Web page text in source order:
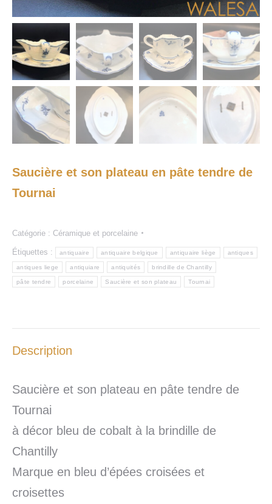
Saucière et son plateau en pâte tendre de
Tournai
Catégorie : Céramique et porcelaine
Étiquettes : antiquaire antiquaire belgique antiquaire liège antiques
antiques liege antiquiare antiquités brindille de Chantilly
pâte tendre porcelaine Saucière et son plateau Tournai
Description
Saucière et son plateau en pâte tendre de
Tournai
à décor bleu de cobalt à la brindille de
Chantilly
Marque en bleu d’épées croisées et
croisettes